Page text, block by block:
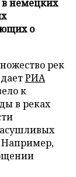
немецких
о
рек
РИА
к
в реках
Например,